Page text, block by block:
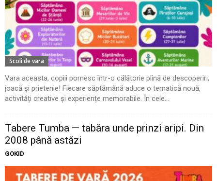
Scoli de vara
Vara aceasta, copiii pornesc într-o călătorie plină de descoperiri,
joacă și prietenie! Fiecare săptămână aduce o tematică nouă,
activități creative și experiențe memorabile. În cele...
Tabere Tumba — tabăra unde prinzi aripi. Din
2008 până astăzi
GOKID